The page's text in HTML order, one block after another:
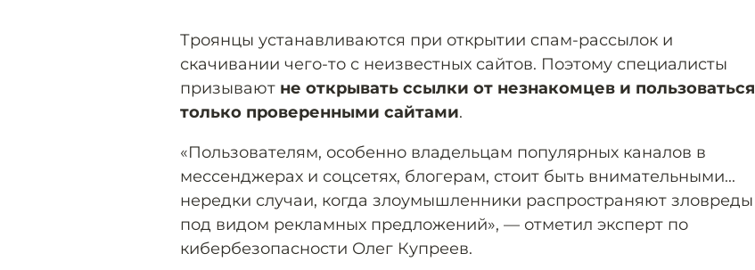
Троянцы устанавливаются при открытии спам-рассылок и
скачивании чего-то с неизвестных сайтов. Поэтому специалисты
призывают не открывать ссылки от незнакомцев и пользоваться
только проверенными сайтами.
«Пользователям, особенно владельцам популярных каналов в
мессенджерах и соцсетях, блогерам, стоит быть внимательными...
нередки случаи, когда злоумышленники распространяют зловреды
под видом рекламных предложений», — отметил эксперт по
кибербезопасности Олег Купреев.